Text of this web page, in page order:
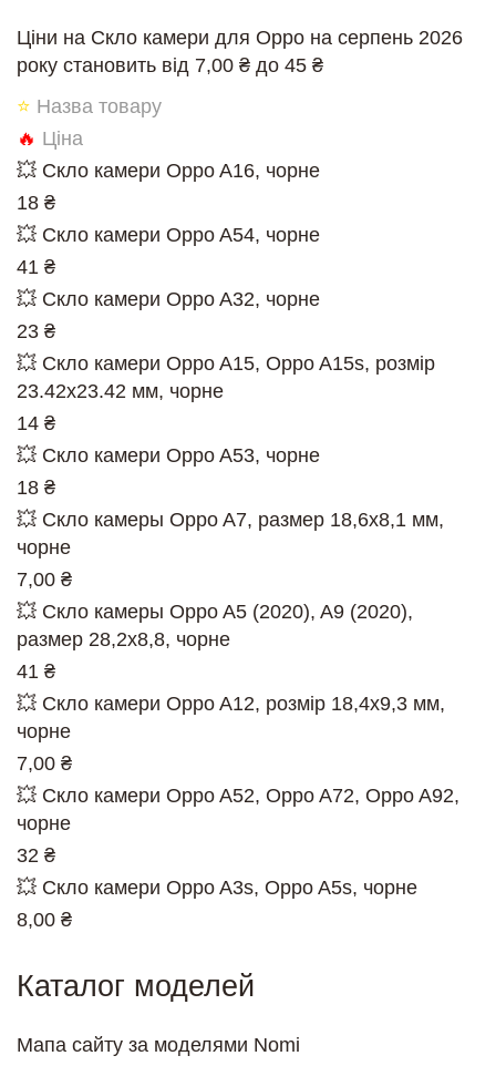
Ціни на Скло камери для Oppo на серпень 2026
року становить від 7,00 ₴ до 45 ₴
⭐ Назва товару
🔥 Ціна
💥 Скло камери Oppo A16, чорне
18 ₴
💥 Скло камери Oppo A54, чорне
41 ₴
💥 Скло камери Oppo A32, чорне
23 ₴
💥 Скло камери Oppo A15, Oppo A15s, розмір
23.42x23.42 мм, чорне
14 ₴
💥 Скло камери Oppo A53, чорне
18 ₴
💥 Скло камеры Oppo A7, размер 18,6х8,1 мм,
чорне
7,00 ₴
💥 Скло камеры Oppo A5 (2020), A9 (2020),
размер 28,2х8,8, чорне
41 ₴
💥 Скло камери Oppo A12, розмір 18,4x9,3 мм,
чорне
7,00 ₴
💥 Скло камери Oppo A52, Oppo A72, Oppo A92,
чорне
32 ₴
💥 Скло камери Oppo A3s, Oppo A5s, чорне
8,00 ₴
Каталог моделей
Мапа сайту за моделями Nomi